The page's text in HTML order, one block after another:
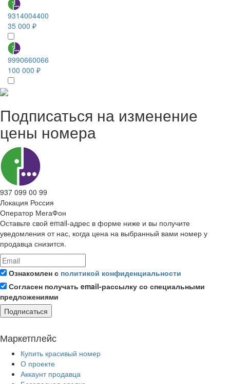
9314004400
35 000 ₽
9990660066
100 000 ₽
Подписаться на изменение
цены номера
937 099 00 99
Локация Россия
Оператор МегаФон
Оставьте свой email-адрес в форме ниже и вы получите
уведомления от нас, когда цена на выбранный вами номер у
продавца снизится.
Ознакомлен с политикой конфиденциальности
Согласен получать email-рассылку со специальными
предложениями
Подписаться
Маркетплейс
Купить красивый номер
О проекте
Аккаунт продавца